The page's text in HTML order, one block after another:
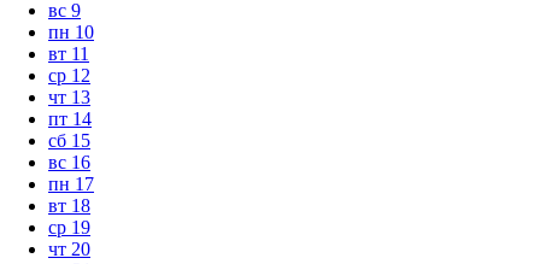
вс 9
пн 10
вт 11
ср 12
чт 13
пт 14
сб 15
вс 16
пн 17
вт 18
ср 19
чт 20